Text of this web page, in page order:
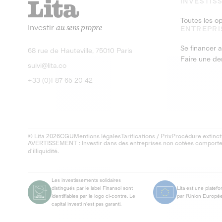
Investir au sens propre
68 rue de Hauteville, 75010 Paris
suivi@lita.co
+33 (0)1 87 65 20 42
Toutes les
Se financer
Faire une
© Lita 2026CGU Mentions légalesTarifications / PrixProcédure
AVERTISSEMENT : Investir dans des entreprises non cotées
d'illiquidité.
Les investissements solidaires
distingués par le label Finansol sont
identifiables par le logo ci-contre. Le
capital investi n'est pas garanti.
Lita est une
par l'Union